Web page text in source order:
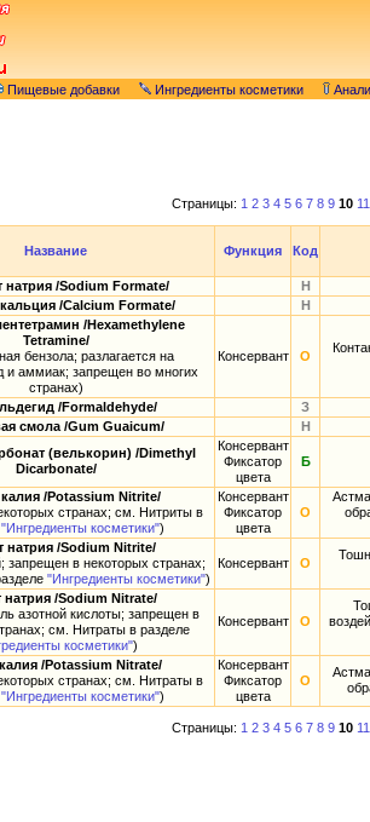
Пищевые добавки Ингредиенты косметики
Страницы: 1 2 3 4 5 6 7 8 9 10 11
Название Функция Код
/Sodium Formate/
Н
/Calcium Formate/ Н
/Hexamethylene
Tetramine/
бензола; разлагается на
и аммиак; запрещен во многих
странах)
Консервант О
/Formaldehyde/
З
смола /Gum Guaicum/ Н
(велькорин) /Dimethyl
Dicarbonate/
Консервант
Фиксатор
цвета
Б
/Potassium Nitrite/
странах; см. Нитриты в
"Ингредиенты косметики")
Консервант
Фиксатор
цвета
О
натрия /Sodium Nitrite/
запрещен в некоторых странах;
"Ингредиенты косметики")
Консервант О
натрия /Sodium Nitrate/
азотной кислоты; запрещен в
см. Нитраты в разделе
косметики")
Консервант О
/Potassium Nitrate/
странах; см. Нитраты в
"Ингредиенты косметики")
Консервант
Фиксатор
цвета
О
Страницы: 1 2 3 4 5 6 7 8 9 10 11